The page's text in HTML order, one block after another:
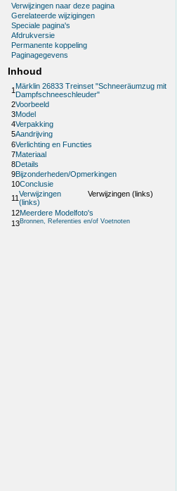
Verwijzingen naar deze pagina
Gerelateerde wijzigingen
Speciale pagina's
Afdrukversie
Permanente koppeling
Paginagegevens
Inhoud
1 Märklin 26833 Treinset "Schneeräumzug mit
Dampfschneeschleuder"
2Voorbeeld
3Model
4Verpakking
5Aandrijving
6Verlichting en Functies
7Materiaal
8Details
9Bijzonderheden/Opmerkingen
10Conclusie
11Verwijzingen
(links)
Verwijzingen (links)
12Meerdere Modelfoto's
13Bronnen, Referenties en/of Voetnoten